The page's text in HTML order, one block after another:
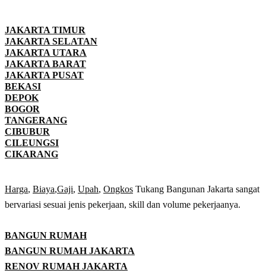
JAKARTA TIMUR
JAKARTA SELATAN
JAKARTA UTARA
JAKARTA BARAT
JAKARTA PUSAT
BEKASI
DEPOK
BOGOR
TANGERANG
CIBUBUR
CILEUNGSI
CIKARANG
Harga, Biaya,Gaji, Upah, Ongkos Tukang Bangunan Jakarta sangat
bervariasi sesuai jenis pekerjaan, skill dan volume pekerjaanya.
BANGUN RUMAH
BANGUN RUMAH JAKARTA
RENOV RUMAH JAKARTA